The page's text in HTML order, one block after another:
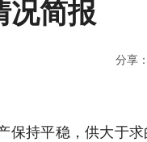
况简报
分享：
持平稳，供大于求